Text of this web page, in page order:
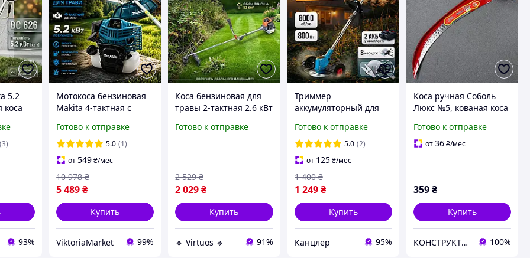
5.2
коса
дома
(3)
93%
Мотокоса бензиновая
Makita 4-тактная с
Бензотример для
садовых работ
Бензиновая коса для
скашивания травы
Готово к отправке
5.0 (1)
от549₴/мес
5 489₴
10 978 ₴
Купить
ViktoriaMarket 99%
Коса бензиновая для
травы 2-тактная 2.6 кВт
бензиновая
Готово к отправке
2 029₴
2 529 ₴
Купить
🔹 Virtuos 🔹 91%
Триммер
аккумуляторный для
48V, 2 АКБ, 8 ножей,
беспроводная коса для
травы, легкая
электрокоса для сада
Готово к отправке
5.0 (2)
от 125 ₴/мес
1 249 ₴
1 400 ₴
Купить
Канцлер 95%
Коса ручная Соболь
Люкс №5, кованая коса
реечной стали
Готово к отправке
от36₴/мес
359₴
Купить
КОНСТРУКТОР онлайн-магазин 100%